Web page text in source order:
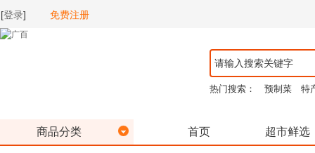
[登录] 免费注册
热门搜索： 预制菜 特
商品分类 首页 超市鲜选